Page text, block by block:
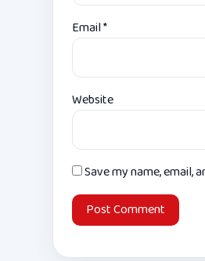
Email*
Website
Save my name, email,